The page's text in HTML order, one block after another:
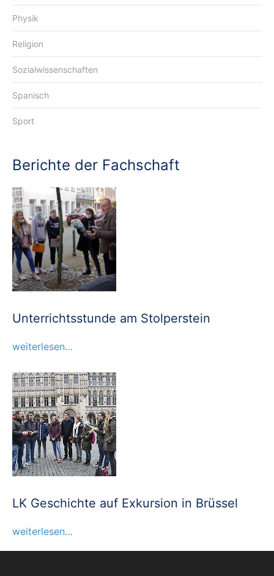
Physik
Religion
Sozialwissenschaften
Spanisch
Sport
Berichte der Fachschaft
Unterrichtsstunde am Stolperstein
weiterlesen…
LK Geschichte auf Exkursion in Brüssel
weiterlesen…